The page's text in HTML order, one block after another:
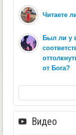
Читаете
Был ли у
от Бога?
Видео